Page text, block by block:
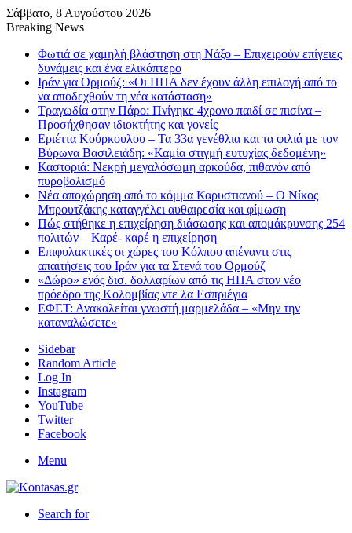
Σάββατο, 8 Αυγούστου 2026
Breaking News
Φωτιά σε χαμηλή βλάστηση στη Νάξο – Επιχειρούν επίγειες
δυνάμεις και ένα ελικόπτερο
Ιράν για Ορμούζ: «Οι ΗΠΑ δεν έχουν άλλη επιλογή από το
να αποδεχθούν τη νέα κατάσταση»
Τραγωδία στην Πάρο: Πνίγηκε 4χρονο παιδί σε πισίνα –
Προσήχθησαν ιδιοκτήτης και γονείς
Εριέττα Κούρκουλου – Τα 33α γενέθλια και τα φιλιά με τον
Βύρωνα Βασιλειάδη: «Καμία στιγμή ευτυχίας δεδομένη»
Καστοριά: Νεκρή μεγαλόσωμη αρκούδα, πιθανόν από
πυροβολισμό
Νέα αποχώρηση από το κόμμα Καρυστιανού – Ο Νίκος
Μπρουτζάκης καταγγέλει αυθαιρεσία και φίμωση
Πώς στήθηκε η επιχείρηση διάσωσης και απομάκρυνσης 254
πολιτών – Καρέ- καρέ η επιχείρηση
Επιφυλακτικές οι χώρες του Κόλπου απέναντι στις
απαιτήσεις του Ιράν για τα Στενά του Ορμούζ
«Δώρο» ενός δισ. δολλαρίων από τις ΗΠΑ στον νέο
πρόεδρο της Κολομβίας ντε λα Εσπριέγια
ΕΦΕΤ: Ανακαλείται γνωστή μαρμελάδα – «Μην την
καταναλώσετε»
Sidebar
Random Article
Log In
Instagram
YouTube
Twitter
Facebook
Menu
Search for